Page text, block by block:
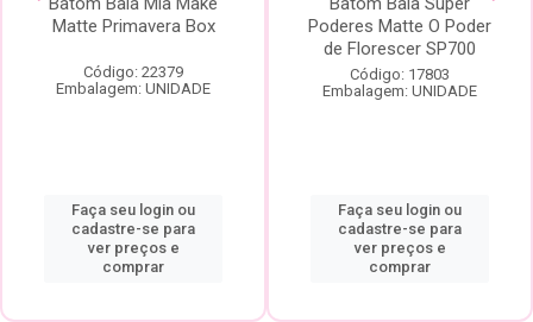
Matte Primavera Box
Código: 22379
Embalagem: UNIDADE
Faça seu login ou
cadastre-se para
ver preços e
comprar
Poderes Matte O Poder
de Florescer SP700
Código: 17803
Embalagem: UNIDADE
Faça seu login ou
cadastre-se para
ver preços e
comprar